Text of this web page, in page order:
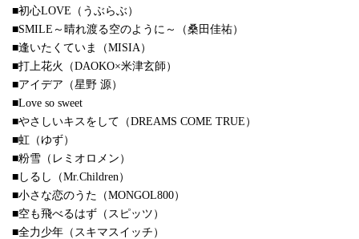
■初心LOVE（うぶらぶ）
■SMILE～晴れ渡る空のように～（桑田佳祐）
■逢いたくていま（MISIA）
■打上花火（DAOKO×米津玄師）
■アイデア（星野 源）
■Love so sweet
■やさしいキスをして（DREAMS COME TRUE）
■虹（ゆず）
■粉雪（レミオロメン）
■しるし（Mr.Children）
■小さな恋のうた（MONGOL800）
■空も飛べるはず（スピッツ）
■全力少年（スキマスイッチ）